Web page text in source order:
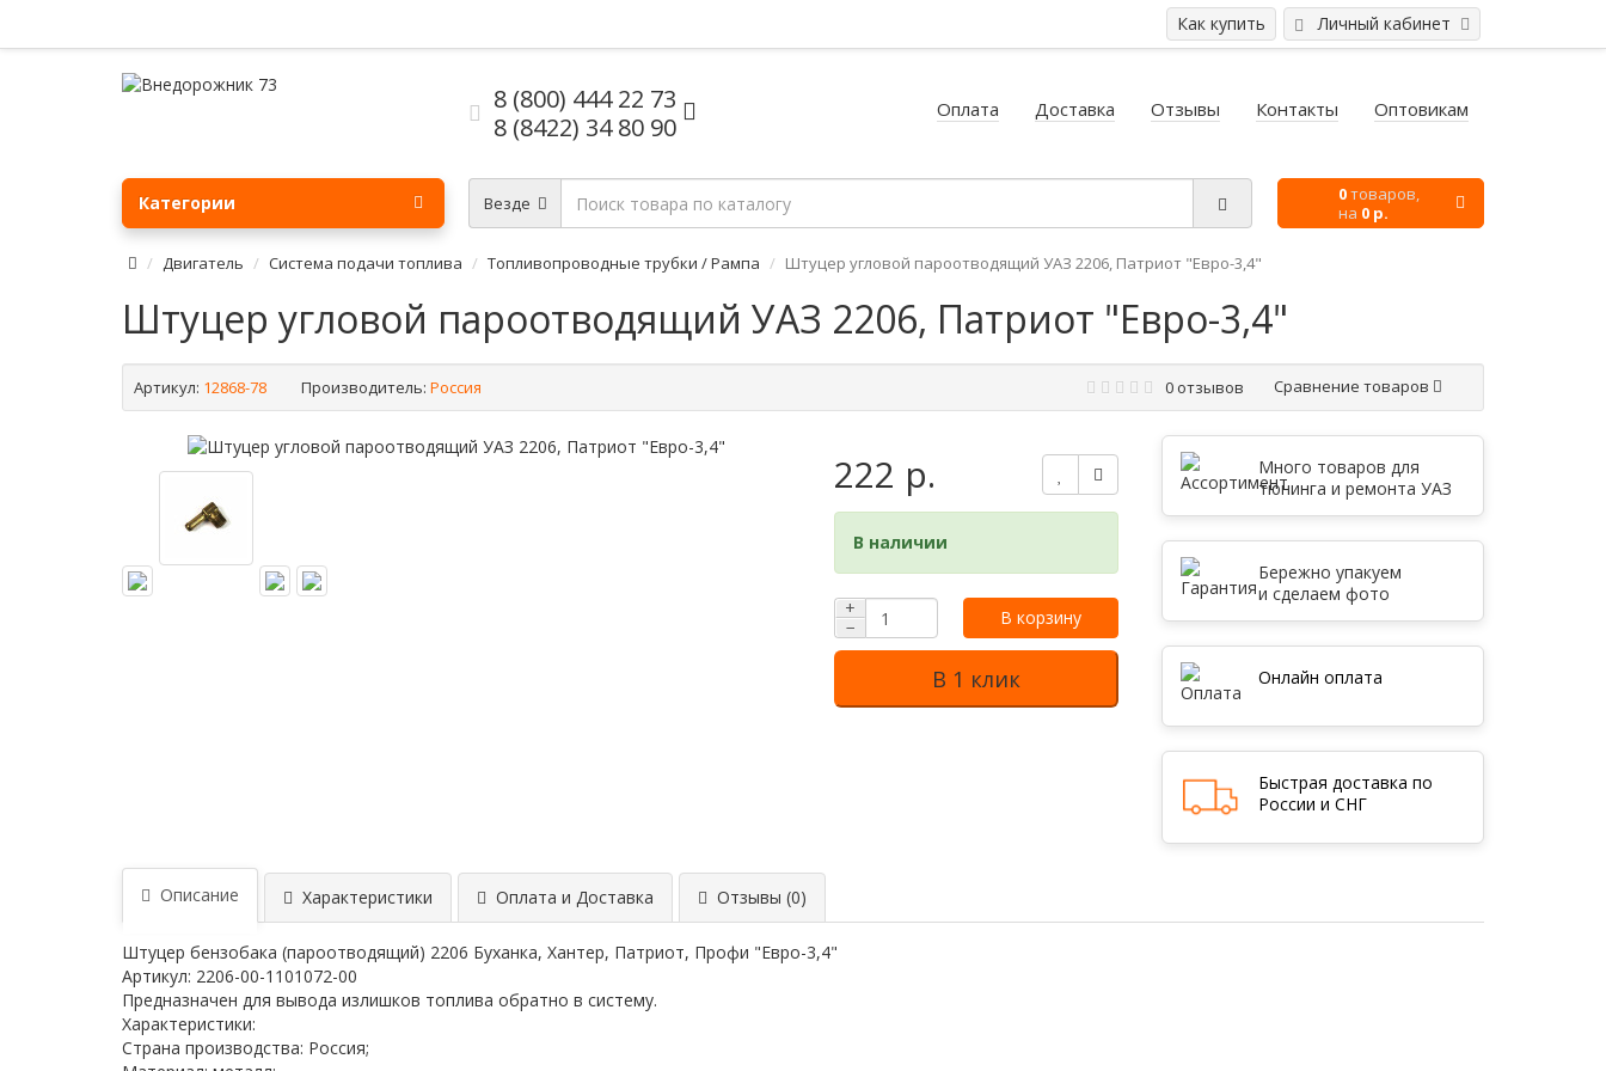
Личный кабинет
Как купить
8 (800) 444 22 73
8 (8422) 34 80 90
Оплата Доставка Отзывы Контакты Оптовикам
Везде 0товаров,
на 0 р.
Категории
Двигатель Система подачи топлива Топливопроводные трубки / Рампа Штуцер угловой пароотводящий УАЗ 2206, Патриот "Евро-3,4"
Штуцер угловой пароотводящий УАЗ 2206, Патриот "Евро-3,4"
Артикул: 12868-78 Производитель: Россия Сравнение товаров
0 отзывов
222 р.
В наличии
+
−
В корзину
В 1 клик
Много товаров для
тюнинга и ремонта УАЗ
Бережно упакуем
и сделаем фото
Онлайн оплата
Быстрая доставка по
России и СНГ
Описание Характеристики Оплата и Доставка Отзывы (0)
Штуцер бензобака (пароотводящий) 2206 Буханка, Хантер, Патриот, Профи "Евро-3,4"
Артикул: 2206-00-1101072-00
Предназначен для вывода излишков топлива обратно в систему.
Характеристики:
Страна производства: Россия;